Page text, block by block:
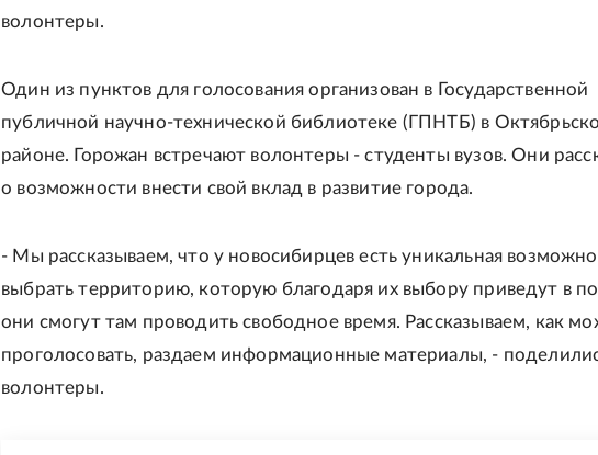
волонтеры.
Один из пунктов для голосования организован в Государственной
публичной научно-технической библиотеке (ГПНТБ) в
районе. Горожан встречают волонтеры - студенты вузов. Они
о возможности внести свой вклад в развитие города.
- Мы рассказываем, что у новосибирцев есть уникальная
выбрать территорию, которую благодаря их выбору приведут в
они смогут там проводить свободное время. Рассказываем, как
проголосовать, раздаем информационные материалы, -
волонтеры.